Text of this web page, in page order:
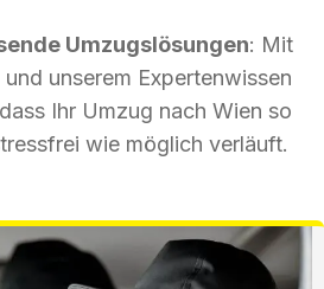
Umzugslösungen: Mit
unserem Expertenwissen
Ihr Umzug nach Wien so
wie möglich verläuft.